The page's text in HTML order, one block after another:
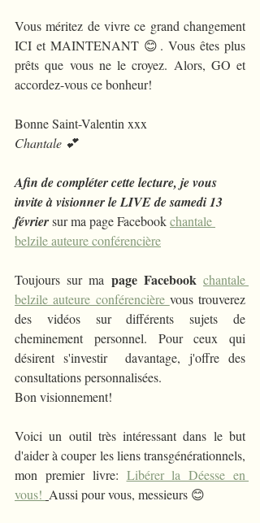
Vous méritez de vivre ce grand changement
ICI et MAINTENANT 😊. Vous êtes plus
prêts que vous ne le croyez. Alors, GO et
accordez-vous ce bonheur!
Bonne Saint-Valentin xxx
Chantale 💕
Afin de compléter cette lecture, je vous
invite à visionner le LIVE de samedi 13
février sur ma page Facebook chantale
belzile auteure conférencière
Toujours sur ma page Facebook chantale
belzile auteure conférencière vous trouverez
des vidéos sur différents sujets de
cheminement personnel. Pour ceux qui
désirent s'investir  davantage, j'offre des
consultations personnalisées.
Bon visionnement!
Voici un outil très intéressant dans le but
d'aider à couper les liens transgénérationnels,
mon premier livre: Libérer la Déesse en
vous! Aussi pour vous, messieurs 😊